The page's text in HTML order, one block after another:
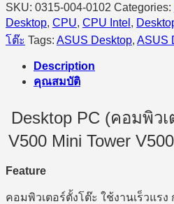
SKU: 0315-004-0102 Categories:
Desktop, CPU, CPU Intel ,
โต๊ะ Tags: ASUS Desktop, ASUS
Description
คุณสมบัติ
Desktop PC (คอมพิว
V500 Mini Tower
Feature
คอมพิวเตอร์ตั้งโต๊ะ ใช้งานเร็วแรง